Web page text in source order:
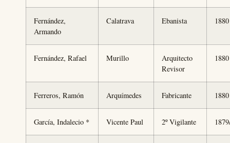
Fernández,
Armando
Calatrava Ebanista 1880
Fernández, Rafael Murillo
Arquitecto
Revisor
1880
Ferreros, Ramón Arquímedes Fabricante 1880
García, Indalecio * Vicente Paul 2º Vigilante